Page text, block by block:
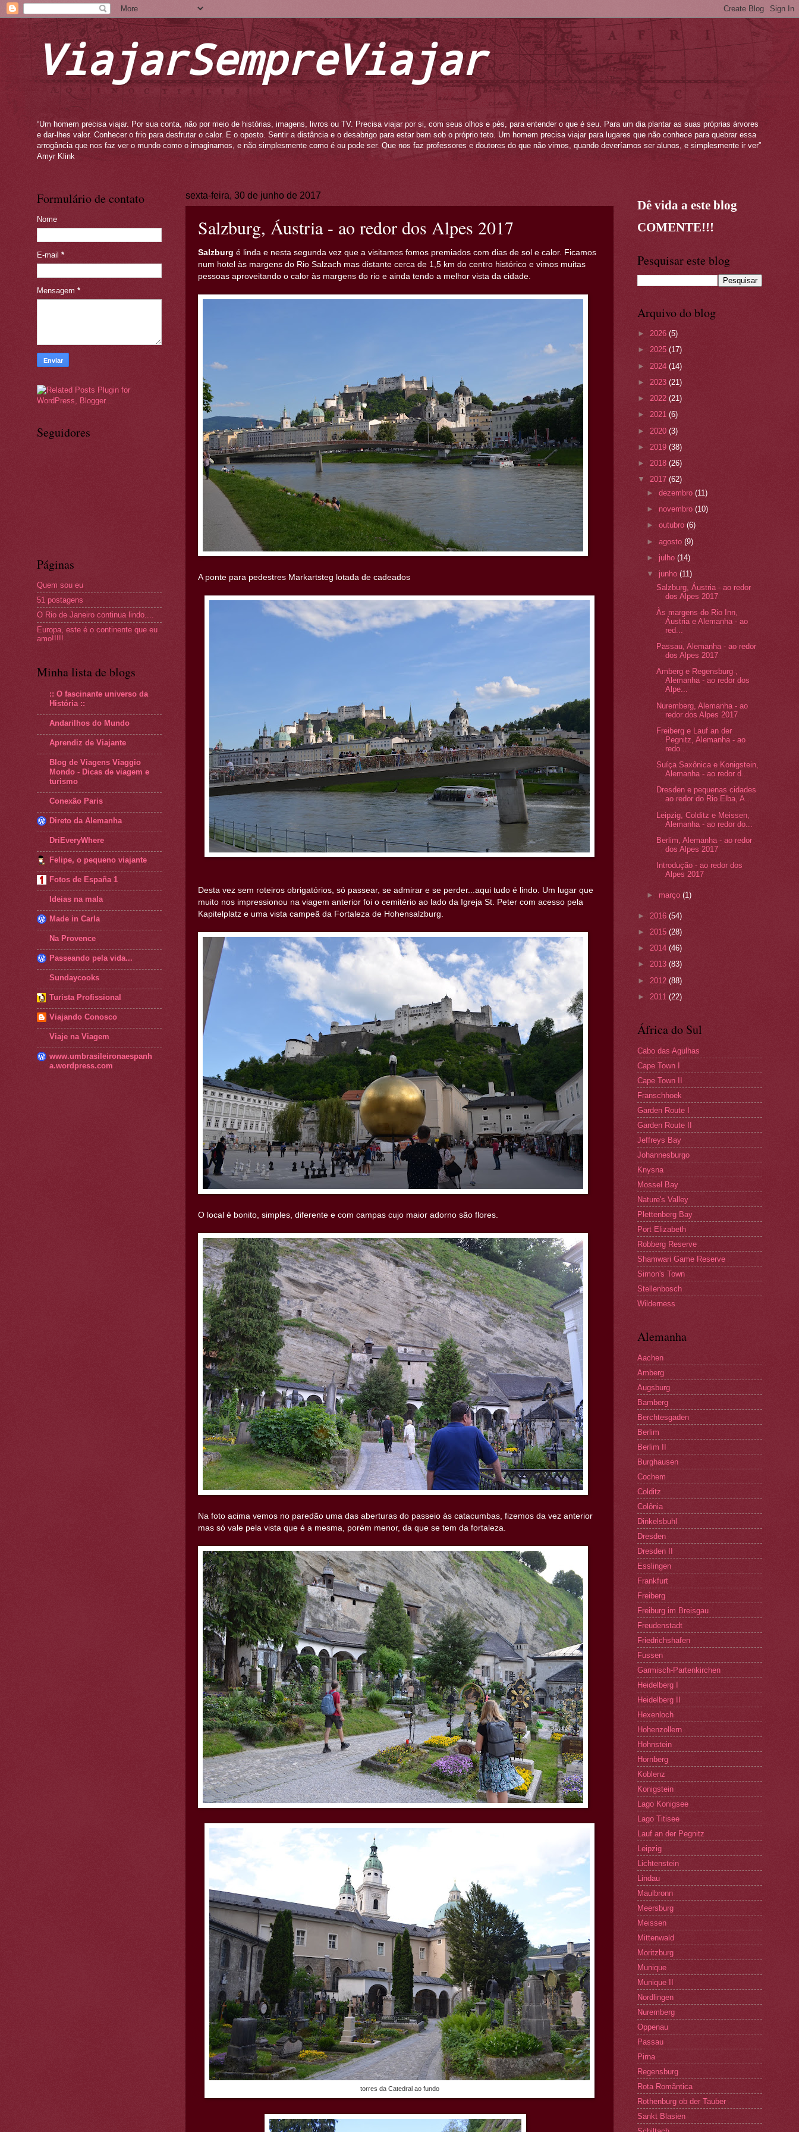
ViajarSempreViajar
“Um homem precisa viajar. Por sua conta, não por meio de histórias, imagens, livros ou TV. Precisa viajar por si, com seus olhos e pés, para entender o que é seu. Para um dia plantar as suas próprias árvores
e dar-lhes valor. Conhecer o frio para desfrutar o calor. E o oposto. Sentir a distância e o desabrigo para estar bem sob o próprio teto. Um homem precisa viajar para lugares que não conhece para quebrar essa
arrogância que nos faz ver o mundo como o imaginamos, e não simplesmente como é ou pode ser. Que nos faz professores e doutores do que não vimos, quando deveríamos ser alunos, e simplesmente ir ver”
Amyr Klink
sexta-feira, 30 de junho de 2017
Salzburg, Áustria - ao redor dos Alpes 2017
Salzburg é linda e nesta segunda vez que a visitamos fomos premiados com dias de sol e calor. Ficamos
num hotel às margens do Rio Salzach mas distante cerca de 1,5 km do centro histórico e vimos muitas
pessoas aproveitando o calor às margens do rio e ainda tendo a melhor vista da cidade.
A ponte para pedestres Markartsteg lotada de cadeados
Desta vez sem roteiros obrigatórios, só passear, se admirar e se perder...aqui tudo é lindo. Um lugar que
muito nos impressionou na viagem anterior foi o cemitério ao lado da Igreja St. Peter com acesso pela
Kapitelplatz e uma vista campeã da Fortaleza de Hohensalzburg.
O local é bonito, simples, diferente e com campas cujo maior adorno são flores.
Na foto acima vemos no paredão uma das aberturas do passeio às catacumbas, fizemos da vez anterior
mas só vale pela vista que é a mesma, porém menor, da que se tem da fortaleza.
torres da Catedral ao fundo
Formulário de contato
Nome
E-mail *
Mensagem *
Seguidores
Páginas
Quem sou eu
51 postagens
O Rio de Janeiro continua lindo....
Europa, este é o continente que eu
amo!!!!!
Minha lista de blogs
:: O fascinante universo da
História ::
Andarilhos do Mundo
Aprendiz de Viajante
Blog de Viagens Viaggio
Mondo - Dicas de viagem e
turismo
Conexão Paris
Direto da Alemanha
DriEveryWhere
Felipe, o pequeno viajante
Fotos de España 1
Ideias na mala
Made in Carla
Na Provence
Passeando pela vida...
Sundaycooks
Turista Profissional
Viajando Conosco
Viaje na Viagem
www.umbrasileironaespanh
a.wordpress.com
Dê vida a este blog
COMENTE!!!
Pesquisar este blog
Arquivo do blog
► 2026 (5)
► 2025 (17)
► 2024 (14)
► 2023 (21)
► 2022 (21)
► 2021 (6)
► 2020 (3)
► 2019 (38)
► 2018 (26)
▼ 2017 (62)
►dezembro(11)
► novembro(10)
►outubro(6)
►agosto(9)
► julho(14)
▼ junho(11)
Salzburg, Áustria - ao redor
dos Alpes 2017
Às margens do Rio Inn,
Áustria e Alemanha - ao
red...
Passau, Alemanha - ao redor
dos Alpes 2017
Amberg e Regensburg ,
Alemanha - ao redor dos
Alpe...
Nuremberg, Alemanha - ao
redor dos Alpes 2017
Freiberg e Lauf an der
Pegnitz, Alemanha - ao
redo...
Suíça Saxônica e Konigstein,
Alemanha - ao redor d...
Dresden e pequenas cidades
ao redor do Rio Elba, A...
Leipzig, Colditz e Meissen,
Alemanha - ao redor do...
Berlim, Alemanha - ao redor
dos Alpes 2017
Introdução - ao redor dos
Alpes 2017
► março(1)
► 2016 (54)
► 2015 (28)
► 2014 (46)
► 2013 (83)
► 2012 (88)
► 2011 (22)
África do Sul
Cabo das Agulhas
Cape Town I
Cape Town II
Franschhoek
Garden Route I
Garden Route II
Jeffreys Bay
Johannesburgo
Knysna
Mossel Bay
Nature's Valley
Plettenberg Bay
Port Elizabeth
Robberg Reserve
Shamwari Game Reserve
Simon's Town
Stellenbosch
Wilderness
Alemanha
Aachen
Amberg
Augsburg
Bamberg
Berchtesgaden
Berlim
Berlim II
Burghausen
Cochem
Colditz
Colônia
Dinkelsbuhl
Dresden
Dresden II
Esslingen
Frankfurt
Freiberg
Freiburg im Breisgau
Freudenstadt
Friedrichshafen
Fussen
Garmisch-Partenkirchen
Heidelberg I
Heidelberg II
Hexenloch
Hohenzollern
Hohnstein
Hornberg
Koblenz
Konigstein
Lago Konigsee
Lago Titisee
Lauf an der Pegnitz
Leipzig
Lichtenstein
Lindau
Maulbronn
Meersburg
Meissen
Mittenwald
Moritzburg
Munique
Munique II
Nordlingen
Nuremberg
Oppenau
Passau
Pirna
Regensburg
Rota Romântica
Rothenburg ob der Tauber
Sankt Blasien